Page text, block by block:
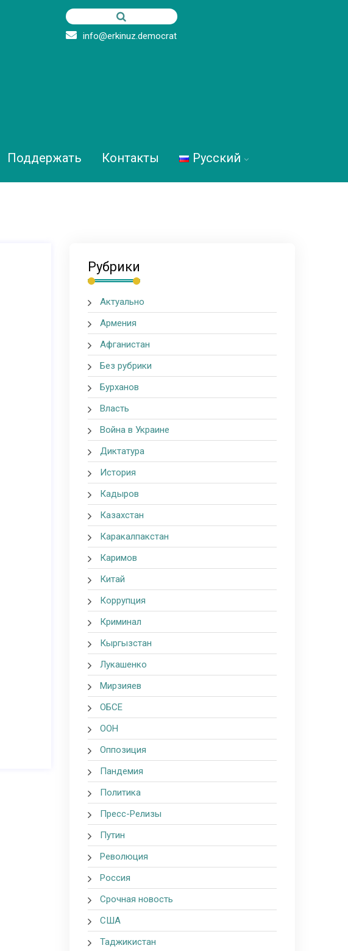
info@erkinuz.democrat
Поддержать Контакты Русский
Рубрики
Актуально
Армения
Афганистан
Без рубрики
Бурханов
Власть
Война в Украине
Диктатура
История
Кадыров
Казахстан
Каракалпакстан
Каримов
Китай
Коррупция
Криминал
Кыргызстан
Лукашенко
Мирзияев
ОБСЕ
ООН
Оппозиция
Пандемия
Политика
Пресс-Релизы
Путин
Революция
Россия
Срочная новость
США
Таджикистан